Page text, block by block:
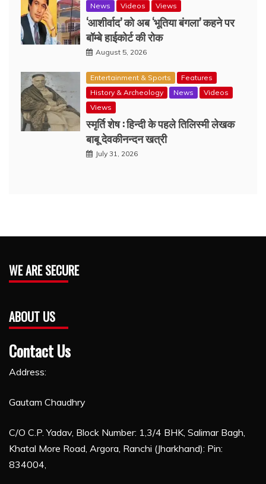
News
Videos Views
‘आशीर्वाद’ को अब ‘भूतिया बंगला’ कहने पर
बॉम्बे हाईकोर्ट की रोक
August 5, 2026
Entertainment & Sports
Features
History & Archeology
News
Videos
Views
स्मृर्ति शेष : हिन्दी के पहले तिलिस्मी लेखक
बाबू देवकीनन्दन खत्री
July 31, 2026
WE ARE SECURE
ABOUT US
Contact Us
Address:
Gautam Chaudhry
C/O C.P. Yadav, Block Number: 1,3/4 BHK, Salimar Bagh,
Khatal More Road, Argora, Ranchi (Jharkhand): Pin:
834004,